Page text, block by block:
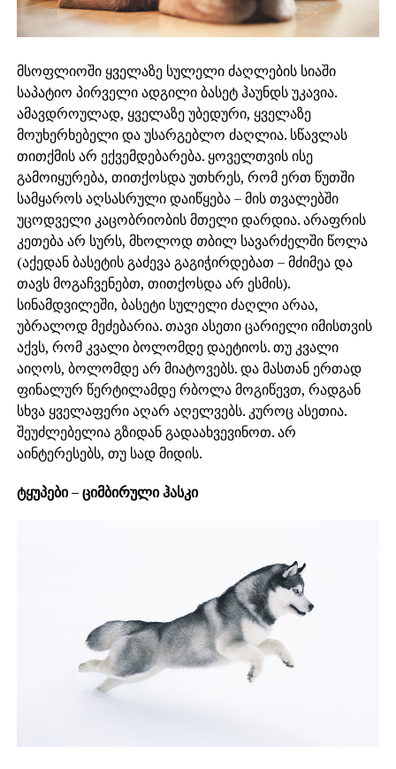
მსოფლიოში ყველაზე სულელი ძაღლების სიაში
საპატიო პირველი ადგილი ბასეტ ჰაუნდს უკავია.
ამავდროულად, ყველაზე უბედური, ყველაზე
მოუხერხებელი და უსარგებლო ძაღლია. სწავლას
თითქმის არ ექვემდებარება. ყოველთვის ისე
გამოიყურება, თითქოსდა უთხრეს, რომ ერთ წუთში
სამყაროს აღსასრული დაიწყება – მის თვალებში
უცოდველი კაცობრიობის მთელი დარდია. არაფრის
კეთება არ სურს, მხოლოდ თბილ სავარძელში წოლა
(აქედან ბასეტის გაძევა გაგიჭირდებათ – მძიმეა და
თავს მოგაჩვენებთ, თითქოსდა არ ესმის).
სინამდვილეში, ბასეტი სულელი ძაღლი არაა,
უბრალოდ მეძებარია. თავი ასეთი ცარიელი იმისთვის
აქვს, რომ კვალი ბოლომდე დაეტიოს. თუ კვალი
აიღოს, ბოლომდე არ მიატოვებს. და მასთან ერთად
ფინალურ წერტილამდე რბოლა მოგიწევთ, რადგან
სხვა ყველაფერი აღარ აღელვებს. კუროც ასეთია.
შეუძლებელია გზიდან გადაახვევინოთ. არ
აინტერესებს, თუ სად მიდის.
ტყუპები – ციმბირული ჰასკი